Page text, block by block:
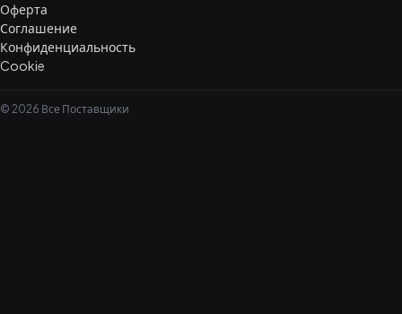
Оферта
Соглашение
Конфиденциальность
Cookie
© 2026 Все Поставщики